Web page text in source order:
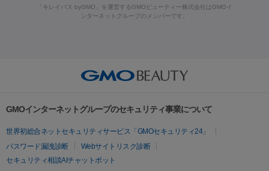
脂肪溶解注射
BNLS・BNLS neo カベリン
輪郭注射（MLM）
ケミカルピーリング
マッサージピール
疲労回復・健康
プラセンタ注射
にんにく注射
ーザー治療（黒ずみ）
医療脱毛（指）
ダイエット点滴・ ダイエ
レーザー治療（しみスポット照
医療脱毛（ヒゲ） ポテンツァ トラネキサム酸
ハイドラジェントル
ルメッカ ジェネシス リジュラン
オンダリフト
ジュベルック
ラフォーマー（ウルトラフォーマーⅢ）
サーマクール
イントラ
ツァ）
「キレイパス byGMO」を運営するGMOビューティー株式会社はGMOイ
ンターネットグループのメンバーです。
GMOインターネットグループのセキュリティ事業について
世界初総合ネットセキュリティサービス「GMOセキュリティ24」
パスワード漏洩診断
Webサイトリスク診断
セキュリティ相談AIチャットボット